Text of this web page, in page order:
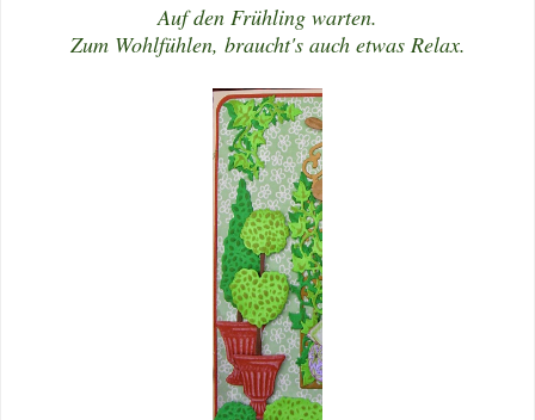
Auf den Frühling warten.
Zum Wohlfühlen, braucht's auch etwas Relax.